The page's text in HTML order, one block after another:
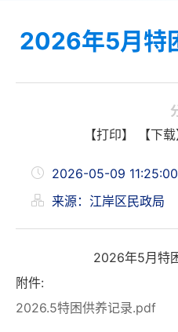
2026年5月特
【打印】
【下载
2026-05-09 11:25:00
来源：江岸区民政局
2026年5月特
附件:
2026.5特困供养记录.pdf